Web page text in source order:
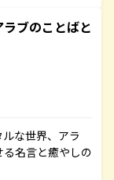
ブのことばと
な世界、アラ
名言と癒やしの